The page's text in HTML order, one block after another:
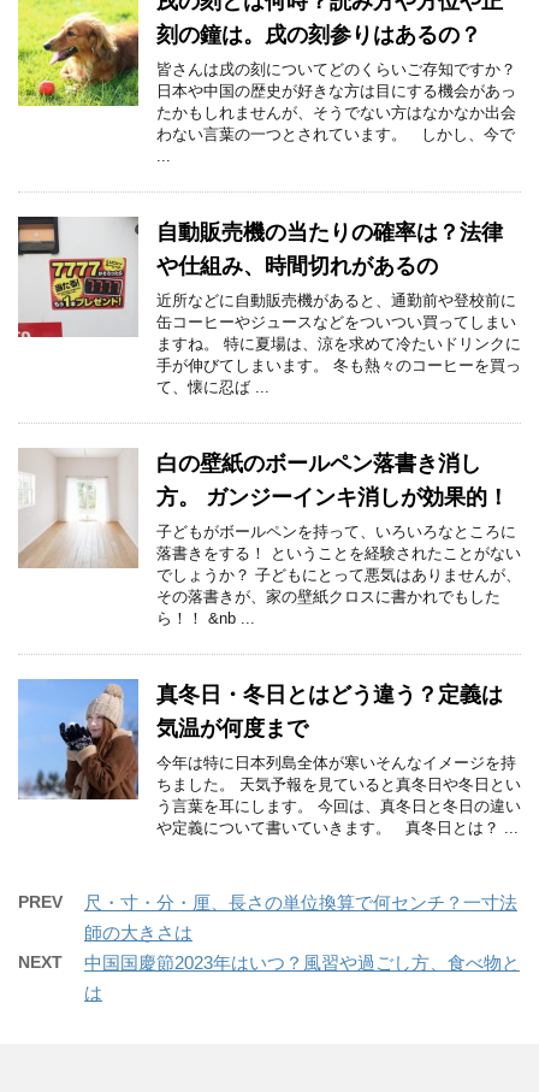
刻の鐘は。戌の刻参りはあるの？
皆さんは戌の刻についてどのくらいご存知ですか？
日本や中国の歴史が好きな方は目にする機会があっ
たかもしれませんが、そうでない方はなかなか出会
わない言葉の一つとされています。 しかし、今で
...
自動販売機の当たりの確率は？法律
や仕組み、時間切れがあるの
近所などに自動販売機があると、通勤前や登校前に
缶コーヒーやジュースなどをついつい買ってしまい
ますね。 特に夏場は、涼を求めて冷たいドリンクに
手が伸びてしまいます。 冬も熱々のコーヒーを買っ
て、懐に忍ば ...
白の壁紙のボールペン落書き消し
方。 ガンジーインキ消しが効果的！
子どもがボールペンを持って、いろいろなところに
落書きをする！ ということを経験されたことがない
でしょうか？ 子どもにとって悪気はありませんが、
その落書きが、家の壁紙クロスに書かれでもした
ら！！ &nb ...
真冬日・冬日とはどう違う？定義は
気温が何度まで
今年は特に日本列島全体が寒いそんなイメージを持
ちました。 天気予報を見ていると真冬日や冬日とい
う言葉を耳にします。 今回は、真冬日と冬日の違い
や定義について書いていきます。 真冬日とは？ ...
PREV
尺・寸・分・厘、長さの単位換算で何センチ？一寸法
師の大きさは
NEXT
中国国慶節2023年はいつ？風習や過ごし方、食べ物と
は